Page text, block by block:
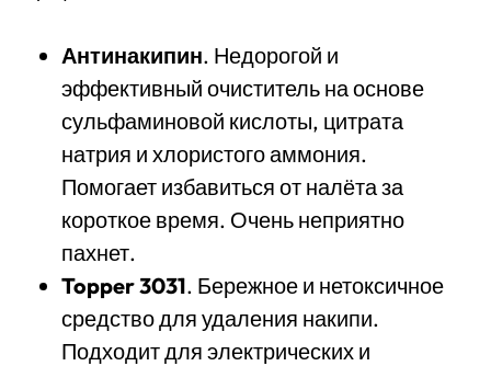
Антинакипин. Недорогой и
эффективный очиститель на основе
сульфаминовой кислоты, цитрата
натрия и хлористого аммония.
Помогает избавиться от налёта за
короткое время. Очень неприятно
пахнет.
Topper 3031. Бережное и нетоксичное
средство для удаления накипи.
Подходит для электрических и